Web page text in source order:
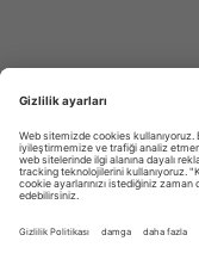
de
Tourismus
Nachrichten,
новости